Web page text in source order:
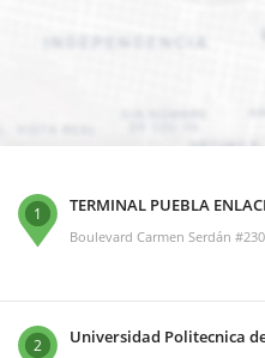
1 TERMINAL PUEBLA
Boulevard Carmen Serdán
2 Universidad Politecnica